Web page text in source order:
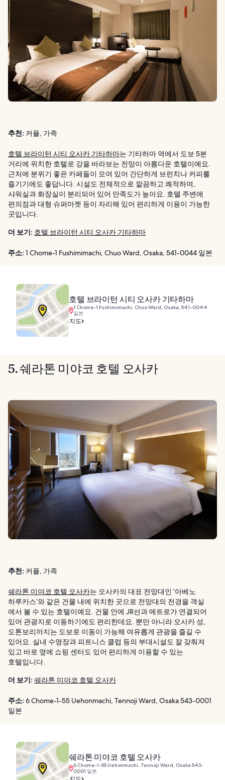
추천: 커플, 가족
호텔 브라이턴 시티 오사카 기타하마는 기타하마 역에서 도보 5분
거리에 위치한 호텔로 강을 바라보는 전망이 아름다운 호텔이예요.
근처에 분위기 좋은 카페들이 모여 있어 간단하게 브런치나 커피를
즐기기에도 좋답니다. 시설도 전체적으로 깔끔하고 쾌적하며,
샤워실과 화장실이 분리되어 있어 만족도가 높아요. 호텔 주변에
편의점과 대형 슈퍼마켓 등이 자리해 있어 편리하게 이용이 가능한
곳입니다.
더 보기: 호텔 브라이턴 시티 오사카 기타하마
주소: 1 Chome-1 Fushimimachi, Chuo Ward, Osaka, 541-0044 일본
호텔 브라이턴 시티 오사카 기타하마
1 Chome-1 Fushimimachi, Chuo Ward, Osaka, 541-0044
일본
지도
5. 쉐라톤 미야코 호텔 오사카
추천: 커플, 가족
쉐라톤 미야코 호텔 오사카는 오사카의 대표 전망대인 ‘아베노
하루카스’와 같은 건물 내에 위치한 곳으로 전망대의 전경을 객실
에서 볼 수 있는 호텔이예요. 건물 안에 JR선과 메트로가 연결되어
있어 관광지로 이동하기에도 편리한데요. 뿐만 아니라 오사카 성,
도톤보리까지는 도보로 이동이 가능해 여유롭게 관광을 즐길 수
있어요. 실내 수영장과 피트니스 클럽 등의 부대시설도 잘 갖춰져
있고 바로 옆에 쇼핑 센터도 있어 편리하게 이용할 수 있는
호텔입니다.
더 보기: 쉐라톤 미야코 호텔 오사카
주소: 6 Chome-1-55 Uehonmachi, Tennoji Ward, Osaka 543-0001
일본
쉐라톤 미야코 호텔 오사카
6 Chome-1-55 Uehonmachi, Tennoji Ward, Osaka 543-
0001 일본